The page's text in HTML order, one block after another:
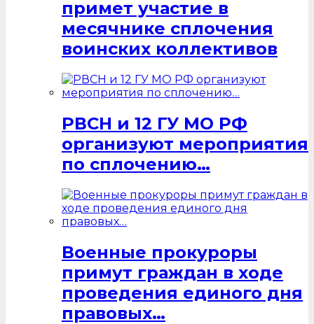
примет участие в
месячнике сплочения
воинских коллективов
РВСН и 12 ГУ МО РФ
организуют мероприятия
по сплочению…
Военные прокуроры
примут граждан в ходе
проведения единого дня
правовых…